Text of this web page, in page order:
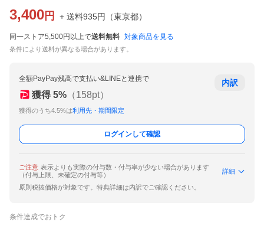
3,400 円 + 送料935円 （東京都）
同一ストア5,500円以上で送料無料 対象商品を見る
条件により送料が異なる場合があります。
全額PayPay残高で支払い&LINEと連携で
獲得 5% （158pt）
獲得のうち4.5%は利用先・期間限定
内訳
ログインして確認
ご注意 表示よりも実際の付与数・付与率が少ない場合があります
（付与上限、未確定の付与等）
詳細
原則税抜価格が対象です。特典詳細は内訳でご確認ください。
条件達成でおトク